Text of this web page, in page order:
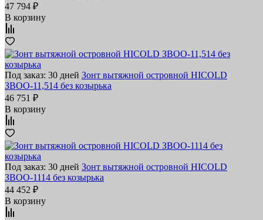
47 794 ₽
В корзину
Под заказ: 30 дней Зонт вытяжной островной HICOLD
ЗВОО-11,514 без козырька
46 751 ₽
В корзину
Под заказ: 30 дней Зонт вытяжной островной HICOLD
ЗВОО-1114 без козырька
44 452 ₽
В корзину